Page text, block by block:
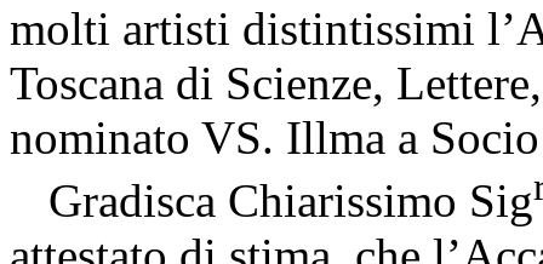
molti artisti distintissimi
Toscana di Scienze,
nominato VS. Illma a
Gradisca Chiarissimo Sig